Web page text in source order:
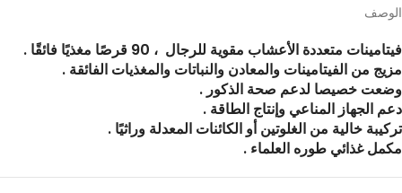
الوصف
فيتامينات متعددة الأعشاب مقوية للرجال ، 90 قرصًا مغذيًا فائقًا .
مزيج من الفيتامينات والمعادن والنباتات والمغذيات الفائقة .
وضعت خصيصا لدعم صحة الذكور .
دعم الجهاز المناعي وإنتاج الطاقة .
تركيبة خالية من الغلوتين أو الكائنات المعدلة وراثيًا .
مكمل غذائي طوره العلماء .